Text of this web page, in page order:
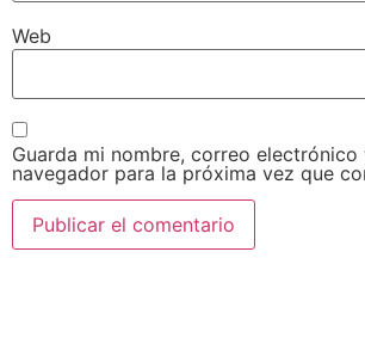
Web
Guarda mi nombre, correo
navegador para la próxima vez que